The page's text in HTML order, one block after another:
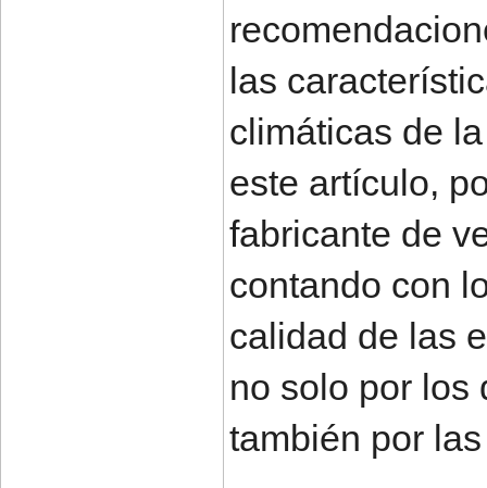
las
climáticas de
este artículo,
fabricante de
contando con
calidad de las
no solo por los
también por